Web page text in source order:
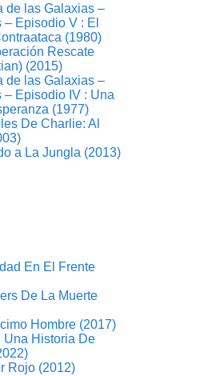
de las Galaxias –
– Episodio V : El
(1980)
Rescate
(2015)
de las Galaxias –
– Episodio IV : Una
(1977)
De Charlie: Al
a La Jungla (2013)
En El Frente
De La Muerte
Hombre (2017)
Una Historia De
Rojo (2012)